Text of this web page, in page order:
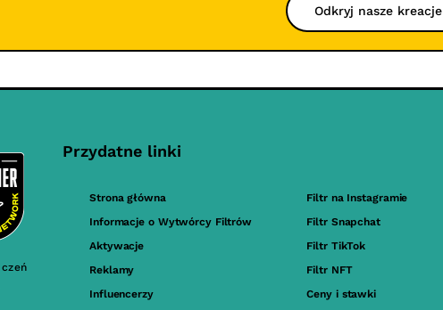
Odkryj nasze kreacje
Przydatne linki
Strona główna
Informacje o Wytwórcy Filtrów
Aktywacje
Reklamy
Influencerzy
Filtr na Instagramie
Filtr Snapchat
Filtr TikTok
Filtr NFT
Ceny i stawki